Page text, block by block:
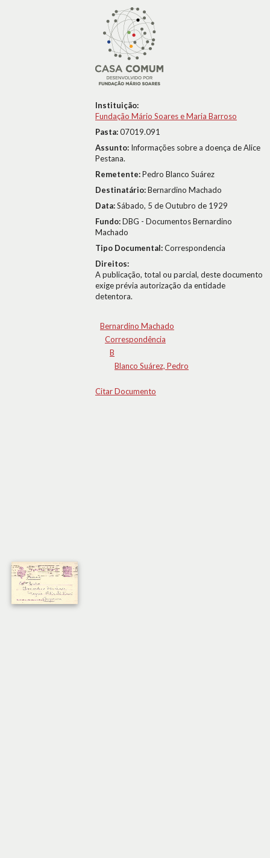
Instituição:
Fundação Mário Soares e Maria Barroso
Pasta:07019.091
Assunto: Informações sobre a doença de Alice
Pestana.
Remetente:Pedro Blanco Suárez
Destinatário:Bernardino Machado
Data:Sábado, 5 de Outubro de 1929
Fundo:DBG - Documentos Bernardino
Machado
Tipo Documental:Correspondencia
Direitos:
A publicação, total ou parcial, deste documento
exige prévia autorização da entidade
detentora.
Bernardino Machado
Correspondência
B
Blanco Suárez, Pedro
Citar Documento